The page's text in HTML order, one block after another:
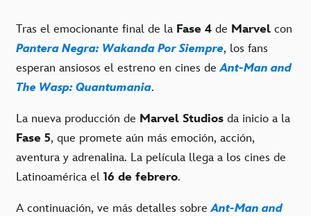
Tras el emocionante final de la Fase 4 de Marvel con
Pantera Negra: Wakanda Por Siempre, los fans
esperan ansiosos el estreno en cines deAnt-Man and
The Wasp: Quantumania.
La nueva producción de Marvel Studios da inicio a la
Fase 5, que promete aún más emoción, acción,
aventura y adrenalina. La película llega a los cines de
Latinoamérica el 16 de febrero.
A continuación, ve más detalles sobreAnt-Man and